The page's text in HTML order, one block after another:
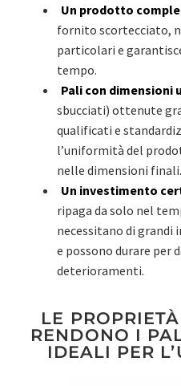
Un prodotto
fornito scortecciato,
particolari e
tempo.
Pali con dimensioni
sbucciati) ottenute
qualificati e
l’uniformità del
nelle dimensioni finali.
Un investimento
ripaga da solo nel
necessitano di
e possono durare per
deterioramenti.
LE
RENDONO I
IDEALI PER